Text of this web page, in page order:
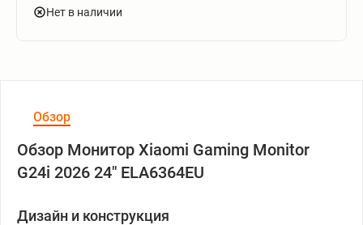
Нет в наличии
Обзор
Обзор Монитор Xiaomi Gaming Monitor
G24i 2026 24" ELA6364EU
Дизайн и конструкция